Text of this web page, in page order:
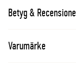
Komponenten
Micro-Drip-
ändras med
Betyg &
Varumärke